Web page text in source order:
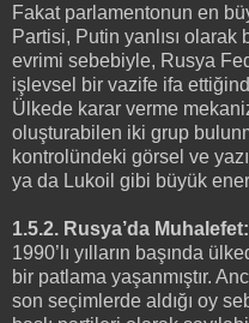
Fakat parlamentonun en
Partisi, Putin yanlısı
evrimi sebebiyle, Rusya
işlevsel bir vazife ifa
Ülkede karar verme
oluşturabilen iki grup
kontrolündeki görsel ve
ya da Lukoil gibi büyük
1.5.2. Rusya’da
1990’lı yılların başında
bir patlama yaşanmıştır.
son seçimlerde aldığı oy